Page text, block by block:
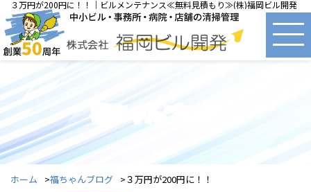
３万円が200円に！！｜ビルメンテナンス≪無料見積もり≫(株)福岡ビル開発
福ちゃんブログ
ホーム 福ちゃんブログ ３万円が200円に！！